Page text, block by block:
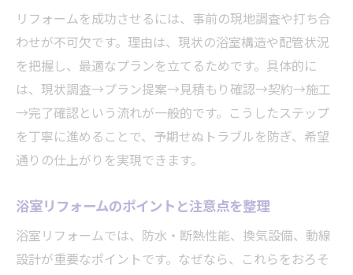
説
耐用年数やリフォーム時期を見極めるコツ
ショールーム活用で得られる最新情報まと
め
最新設備で叶える理想のシステムバス体験
リフォームで実現する快適な浴室設備の選
び方
ト
システムバス最新機能が暮らしを豊かにす
る理由
リフォームを成功させるには、事前の現地調査や打ち合
わせが不可欠です。理由は、現状の浴室構造や配管状況
を把握し、最適なプランを立てるためです。具体的に
は、現状調査→プラン提案→見積もり確認→契約→施工
→完了確認という流れが一般的です。こうしたステップ
を丁寧に進めることで、予期せぬトラブルを防ぎ、希望
通りの仕上がりを実現できます。
浴室リフォームのポイントと注意点を整理
浴室リフォームでは、防水・断熱性能、換気設備、動線
設計が重要なポイントです。なぜなら、これらをおろそ